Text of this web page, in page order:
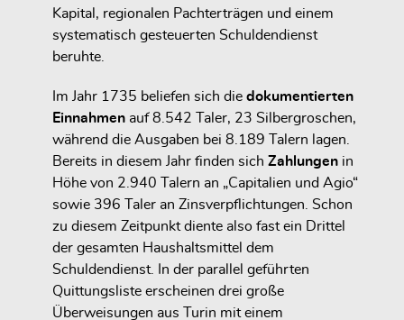
Kapital, regionalen Pachterträgen und einem
systematisch gesteuerten Schuldendienst
beruhte.
Im Jahr 1735 beliefen sich die dokumentierten
Einnahmen auf8.542 Taler, 23 Silbergroschen,
während die Ausgaben bei 8.189 Talern lagen.
Bereits in diesem Jahr finden sich Zahlungen in
Höhe von 2.940 Talern an „Capitalien und Agio“
sowie 396 Taler an Zinsverpflichtungen. Schon
zu diesem Zeitpunkt diente also fast ein Drittel
der gesamten Haushaltsmittel dem
Schuldendienst. In der parallel geführten
Quittungsliste erscheinen drei große
Überweisungen aus Turin mit einem